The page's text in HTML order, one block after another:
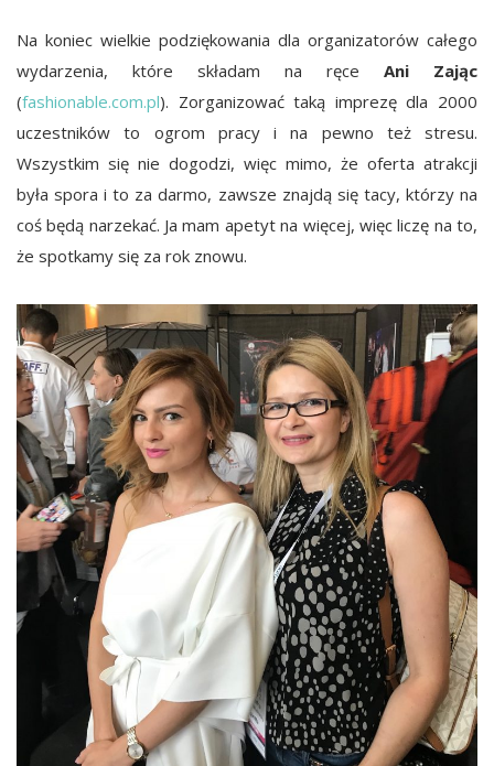
Na koniec wielkie podziękowania dla organizatorów całego
wydarzenia, które składam na ręce Ani Zając
(fashionable.com.pl). Zorganizować taką imprezę dla 2000
uczestników to ogrom pracy i na pewno też stresu.
Wszystkim się nie dogodzi, więc mimo, że oferta atrakcji
była spora i to za darmo, zawsze znajdą się tacy, którzy na
coś będą narzekać. Ja mam apetyt na więcej, więc liczę na to,
że spotkamy się za rok znowu.